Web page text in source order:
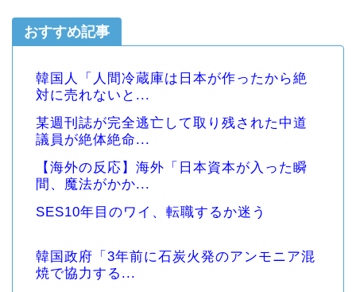
おすすめ記事
韓国人「人間冷蔵庫は日本が作ったから絶
対に売れないと...
某週刊誌が完全逃亡して取り残された中道
議員が絶体絶命...
【海外の反応】海外「日本資本が入った瞬
間、魔法がかか...
SES10年目のワイ、転職するか迷う
韓国政府「3年前に石炭火発のアンモニア混
焼で協力する...